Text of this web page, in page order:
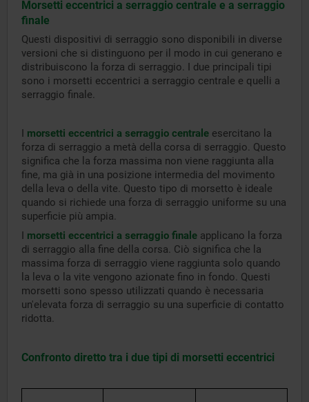
Morsetti eccentrici a serraggio centrale e a serraggio
finale
Questi dispositivi di serraggio sono disponibili in diverse
versioni che si distinguono per il modo in cui generano e
distribuiscono la forza di serraggio. I due principali tipi
sono i morsetti eccentrici a serraggio centrale e quelli a
serraggio finale.
I morsetti eccentrici a serraggio centrale esercitano la
forza di serraggio a metà della corsa di serraggio. Questo
significa che la forza massima non viene raggiunta alla
fine, ma già in una posizione intermedia del movimento
della leva o della vite. Questo tipo di morsetto è ideale
quando si richiede una forza di serraggio uniforme su una
superficie più ampia.
I morsetti eccentrici a serraggio finale applicano la forza
di serraggio alla fine della corsa. Ciò significa che la
massima forza di serraggio viene raggiunta solo quando
la leva o la vite vengono azionate fino in fondo. Questi
morsetti sono spesso utilizzati quando è necessaria
un'elevata forza di serraggio su una superficie di contatto
ridotta.
Confronto diretto tra i due tipi di morsetti eccentrici